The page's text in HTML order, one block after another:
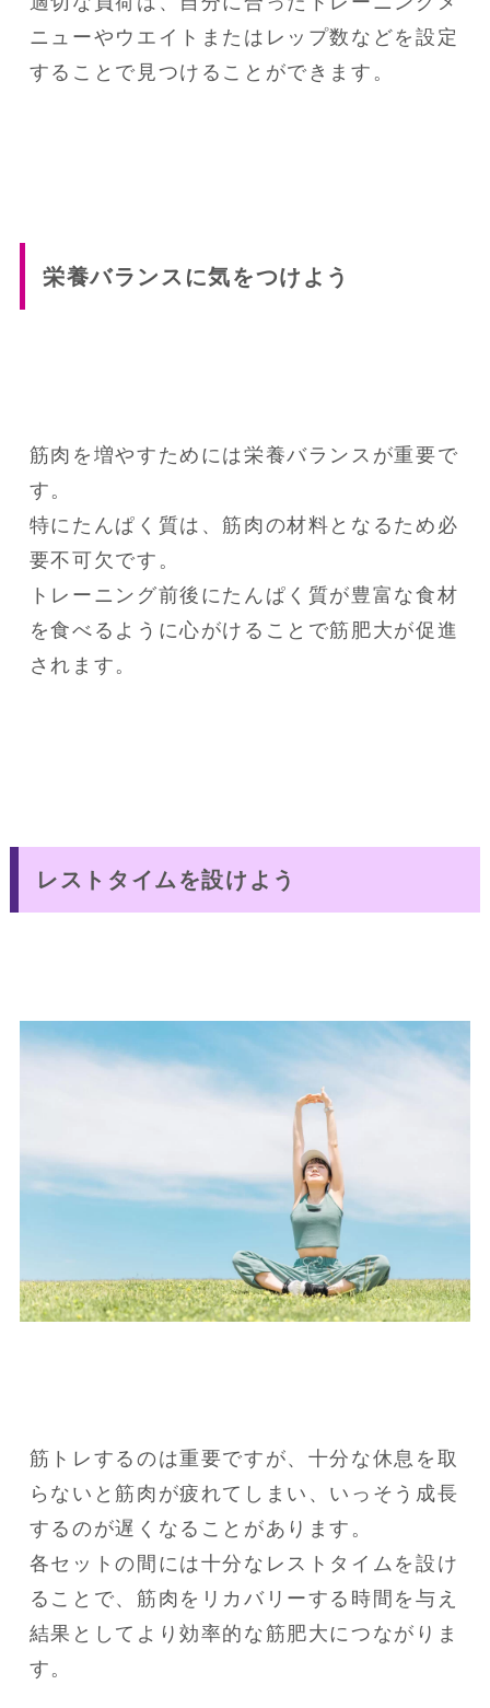
ニューやウエイトまたはレップ数などを設定
することで見つけることができます。
栄養バランスに気をつけよう
筋肉を増やすためには栄養バランスが重要で
す。
特にたんぱく質は、筋肉の材料となるため必
要不可欠です。
トレーニング前後にたんぱく質が豊富な食材
を食べるように心がけることで筋肥大が促進
されます。
レストタイムを設けよう
筋トレするのは重要ですが、十分な休息を取
らないと筋肉が疲れてしまい、いっそう成長
するのが遅くなることがあります。
各セットの間には十分なレストタイムを設け
ることで、筋肉をリカバリーする時間を与え
結果としてより効率的な筋肥大につながりま
す。